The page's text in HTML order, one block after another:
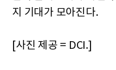
지 기대가 모아진다.
[사진 제공 = DCI.]